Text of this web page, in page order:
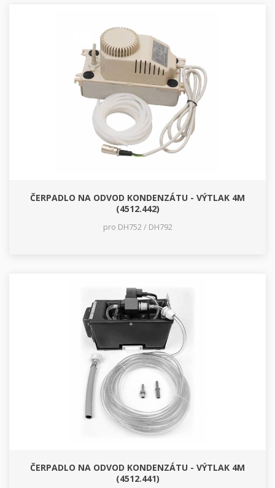
ČERPADLO NA ODVOD KONDENZÁTU - VÝTLAK 4M
(4512.442)
pro DH752 / DH792
ČERPADLO NA ODVOD KONDENZÁTU - VÝTLAK 4M
(4512.441)